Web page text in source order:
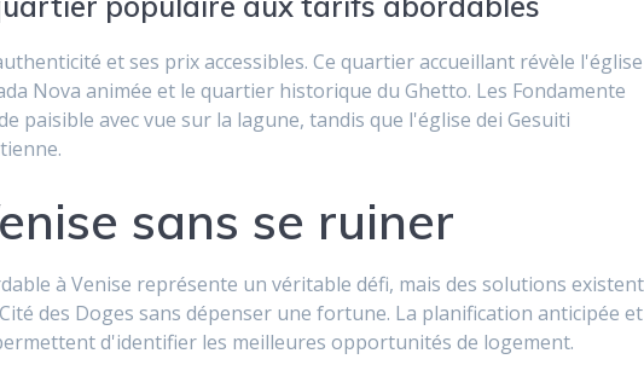
et ses prix accessibles. Ce quartier accueillant révèle l'église
Nova animée et le quartier historique du Ghetto. Les Fondamente
paisible avec vue sur la lagune, tandis que l'église dei Gesuiti
sans se ruiner
à Venise représente un véritable défi, mais des solutions existent
des Doges sans dépenser une fortune. La planification anticipée et
d'identifier les meilleures opportunités de logement.